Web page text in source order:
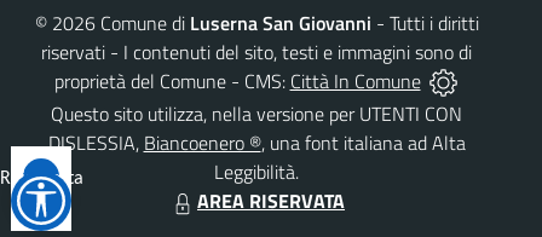
© 2026Comune di Luserna San Giovanni - Tutti i diritti
riservati - I contenuti del sito, testi e immagini sono di
proprietà del Comune - CMS: Città In Comune
Questo sito utilizza, nella versione per UTENTI CON
DISLESSIA, Biancoenero ®, una font italiana ad Alta
Leggibilità.
AREA RISERVATA
Reimposta
tutto